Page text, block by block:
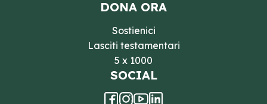
DONA ORA
Sostienici
Lasciti testamentari
5 x 1000
SOCIAL